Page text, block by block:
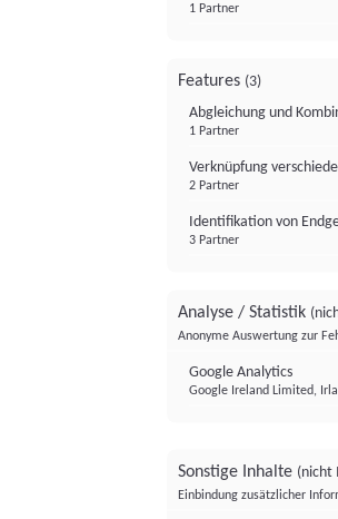
1 Partner
Features (3)
Abgleichung und
1 Partner
Verknüpfung
2 Partner
Identifikation von
3 Partner
Analyse / Statistik
Anonyme Auswertung zur
Google Analytics
Google Ireland Limited,
Sonstige Inhalte (nicht
Einbindung zusätzlicher